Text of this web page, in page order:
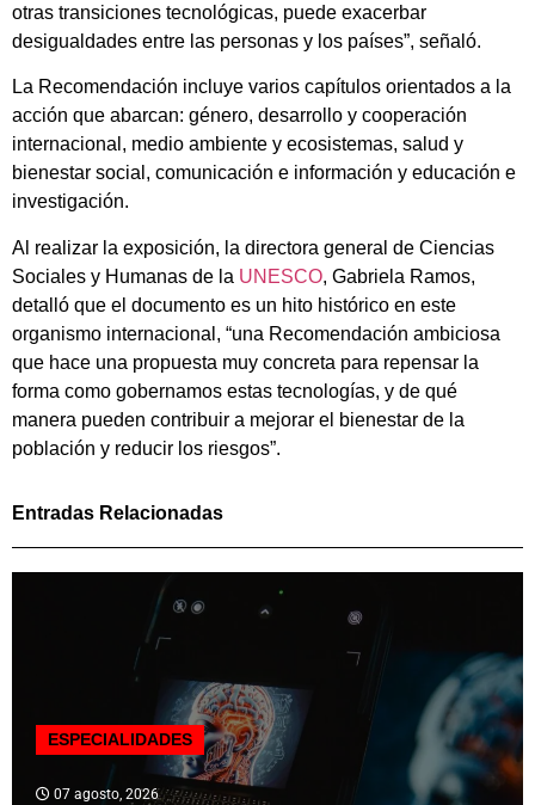
otras transiciones tecnológicas, puede exacerbar
desigualdades entre las personas y los países”, señaló.
La Recomendación incluye varios capítulos orientados a la
acción que abarcan: género, desarrollo y cooperación
internacional, medio ambiente y ecosistemas, salud y
bienestar social, comunicación e información y educación e
investigación.
Al realizar la exposición, la directora general de Ciencias
Sociales y Humanas de la UNESCO, Gabriela Ramos,
detalló que el documento es un hito histórico en este
organismo internacional, “una Recomendación ambiciosa
que hace una propuesta muy concreta para repensar la
forma como gobernamos estas tecnologías, y de qué
manera pueden contribuir a mejorar el bienestar de la
población y reducir los riesgos”.
Entradas Relacionadas
ESPECIALIDADES
07 agosto, 2026